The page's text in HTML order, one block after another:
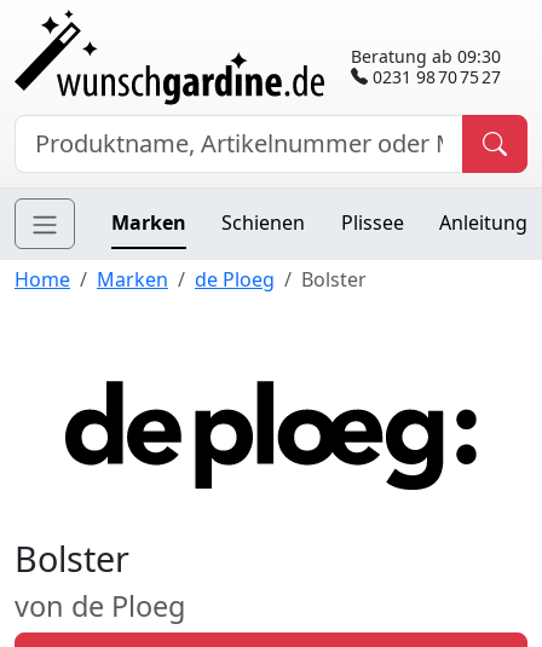
Beratung ab 09:30
0231 98 70 75 27
Marken Schienen Plissee Anleitung
Home Marken de Ploeg Bolster
Bolster
von de Ploeg